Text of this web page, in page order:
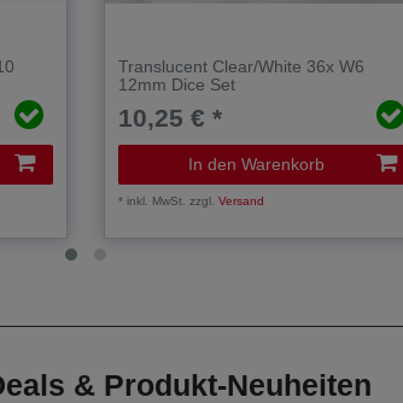
Translucent Clear/White 36x W6
12mm Dice Set
10,25 € *
In den Warenkorb
*inkl. MwSt. zzgl.Versand
& Produkt-Neuheiten